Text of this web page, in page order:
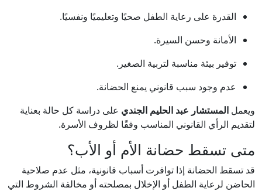
القدرة على رعاية الطفل صحيًا وتعليميًا ونفسيًا.
الأمانة وحسن السيرة.
توفير بيئة مناسبة لتربية الصغير.
عدم وجود سبب قانوني يمنع الحضانة.
ويعمل المستشار عبد الحليم الجندي على دراسة كل حالة بعناية
لتقديم الرأي القانوني المناسب وفقًا لظروف الأسرة.
متى تسقط حضانة الأم أو الأب؟
قد تسقط الحضانة إذا توافرت أسباب قانونية، مثل عدم صلاحية
الحاضن لرعاية الطفل أو الإخلال بمصلحته أو مخالفة الشروط التي